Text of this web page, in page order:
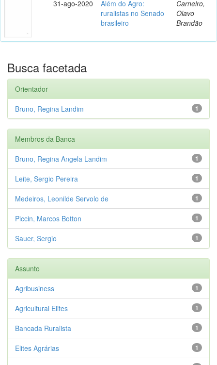
31-ago-2020
Além do Agro:
ruralistas no Senado
brasileiro
Carneiro,
Olavo
Brandão
Busca facetada
Orientador
1
Bruno, Regina Landim
Membros da Banca
1
Bruno, Regina Angela Landim
1
Leite, Sergio Pereira
1
Medeiros, Leonilde Servolo de
1
Piccin, Marcos Botton
1
Sauer, Sergio
Assunto
1
Agribusiness
1
Agricultural Elites
1
Bancada Ruralista
1
Elites Agrárias